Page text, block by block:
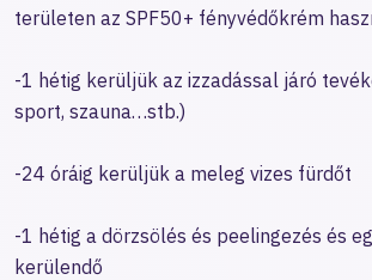
területen az SPF50+ fényvédőkrém
-1 hétig kerüljük az izzadással járó
sport, szauna…stb.)
-24 óráig kerüljük a meleg vizes fürdőt
-1 hétig a dörzsölés és peelingezés és
kerülendő